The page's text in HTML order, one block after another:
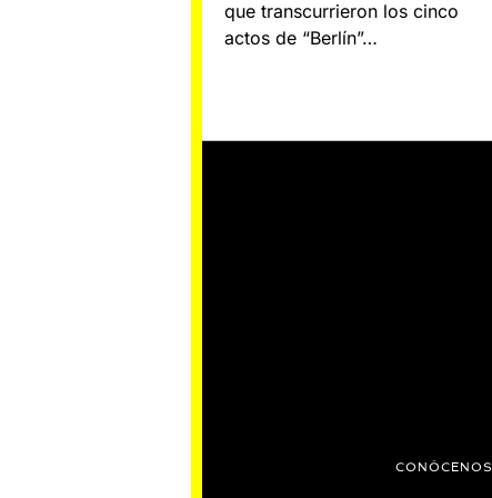
que transcurrieron los cinco
actos de “Berlín”…
CONÓCENOS